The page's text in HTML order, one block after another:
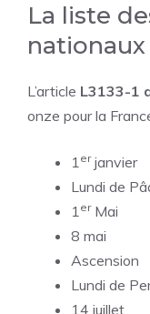
La liste
nationaux
L’article L3133-1
onze pour la
1erjanvier
Lundi de
1erMai
8 mai
Ascension
Lundi de
14 juillet